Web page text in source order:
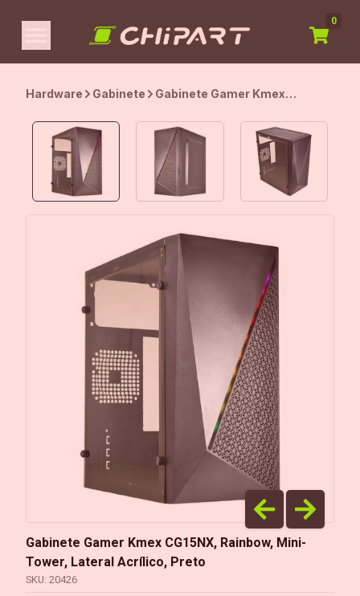
0
Hardware Gabinete
Gabinete Gamer Kmex
Lateral Acrílico, Preto
Gabinete Gamer Kmex CG15NX, Rainbow, Mini-
Tower, Lateral Acrílico, Preto
SKU: 20426